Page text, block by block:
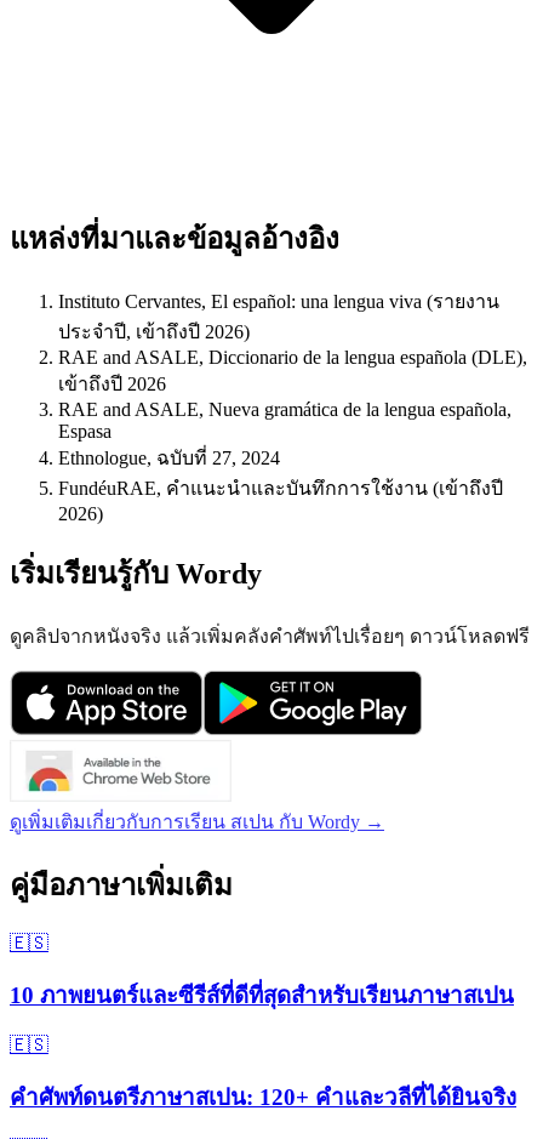
แหล่งที่มาและข้อมูลอ้างอิง
Instituto Cervantes, El español: una lengua viva (รายงาน
ประจำปี, เข้าถึงปี 2026)
RAE and ASALE, Diccionario de la lengua española (DLE),
เข้าถึงปี 2026
RAE and ASALE, Nueva gramática de la lengua española,
Espasa
Ethnologue, ฉบับที่ 27, 2024
FundéuRAE, คำแนะนำและบันทึกการใช้งาน (เข้าถึงปี
2026)
เริ่มเรียนรู้กับ Wordy
ดูคลิปจากหนังจริง แล้วเพิ่มคลังคำศัพท์ไปเรื่อยๆ ดาวน์โหลดฟรี
ดูเพิ่มเติมเกี่ยวกับการเรียน สเปน กับ Wordy →
คู่มือภาษาเพิ่มเติม
🇪🇸
10 ภาพยนตร์และซีรีส์ที่ดีที่สุดสำหรับเรียนภาษาสเปน
🇪🇸
คำศัพท์ดนตรีภาษาสเปน: 120+ คำและวลีที่ได้ยินจริง